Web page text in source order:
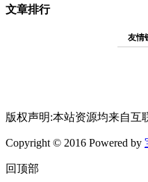
文章排行
友情
版权声明:本站资源均来自互
Copyright © 2016 Powered by
回顶部